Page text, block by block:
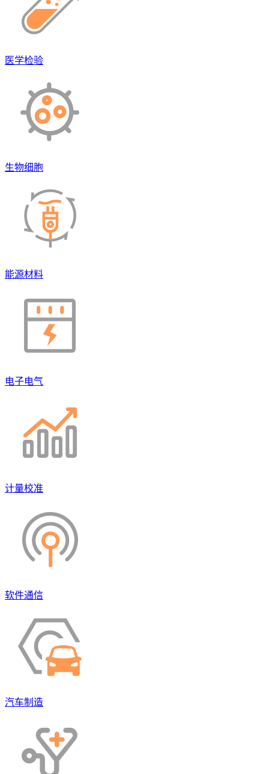
医学检验
生物细胞
能源材料
电子电气
计量校准
软件通信
汽车制造